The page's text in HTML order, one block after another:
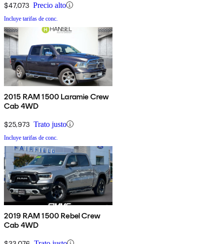
$47,073 Precio alto
Incluye tarifas de conc.
2015 RAM 1500 Laramie Crew
Cab 4WD
$25,973 Trato justo
Incluye tarifas de conc.
2019 RAM 1500 Rebel Crew
Cab 4WD